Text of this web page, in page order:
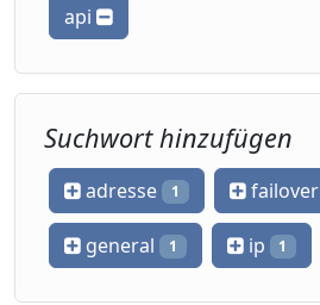
api
Suchwort hinzufügen
adresse 1 failover
general 1 ip 1